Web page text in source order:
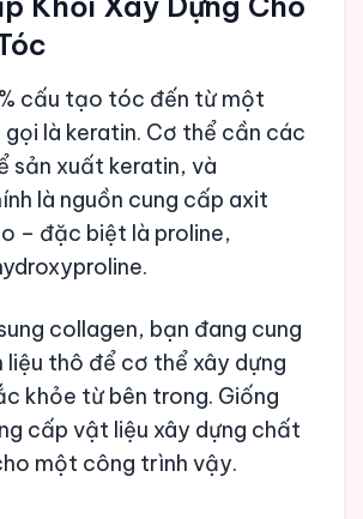
cấu tạo tóc đến từ một
là keratin. Cơ thể cần các
sản xuất keratin, và
là nguồn cung cấp axit
– đặc biệt là proline,
collagen, bạn đang cung
liệu thô để cơ thể xây dựng
khỏe từ bên trong. Giống
cấp vật liệu xây dựng chất
một công trình vậy.